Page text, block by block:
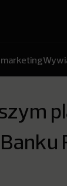
marketing